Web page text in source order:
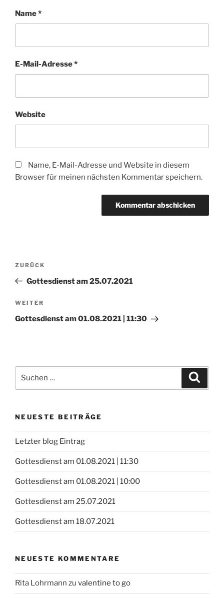
Name*
E-Mail-Adresse*
Website
Name, E-Mail-Adresse und Website in diesem
Browser für meinen nächsten Kommentar speichern.
Beitragsnavigation
Vorheriger
Beitrag
ZURÜCK
Gottesdienst am 25.07.2021
Nächster
Beitrag
WEITER
Gottesdienst am 01.08.2021 | 11:30
nach:
NEUESTE BEITRÄGE
Letzter blog Eintrag
Gottesdienst am 01.08.2021 | 11:30
Gottesdienst am 01.08.2021 | 10:00
Gottesdienst am 25.07.2021
Gottesdienst am 18.07.2021
NEUESTE KOMMENTARE
Rita Lohrmann zu valentine to go